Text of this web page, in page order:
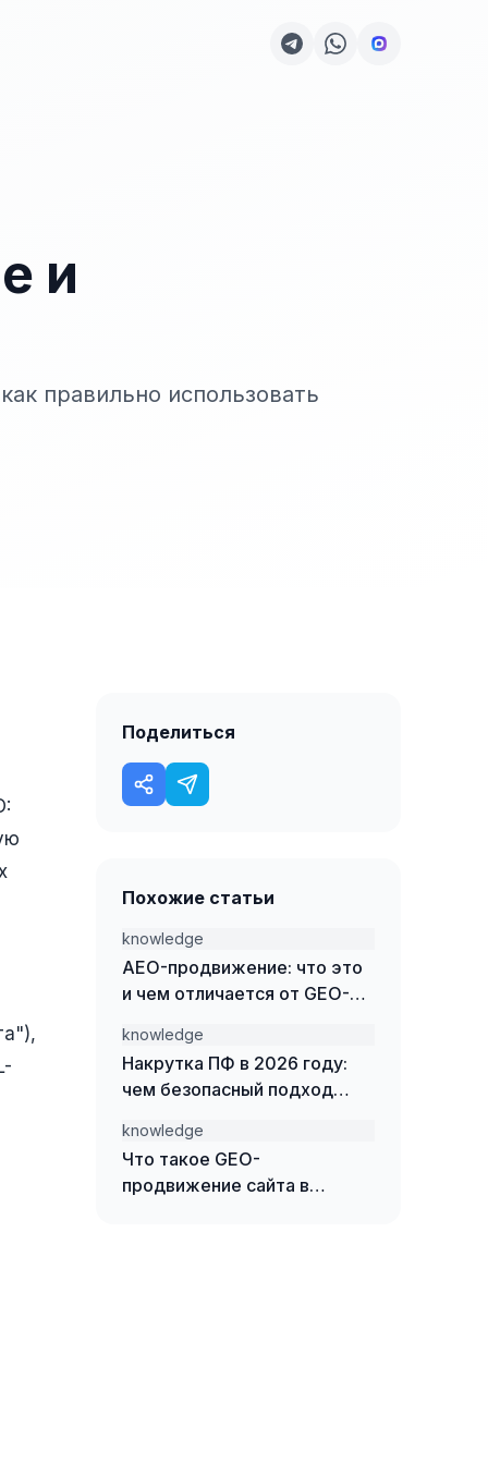
и
правильно использовать
Поделиться
Похожие статьи
knowledge
AEO-продвижение: что это
и чем отличается от GEO-
knowledge
Накрутка ПФ в 2026 году:
чем безопасный подход
ботами
knowledge
Что такое GEO-
продвижение сайта в